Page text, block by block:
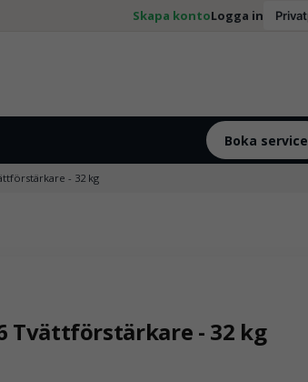
Skapa kontoLogga in
Boka service
- 32 kg
Tvättförstärkare - 32 kg